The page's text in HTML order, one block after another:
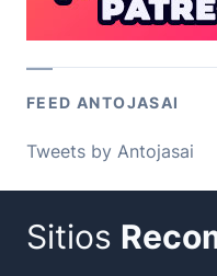
FEED ANTOJASAI
Tweets by Antojasai
Sitios